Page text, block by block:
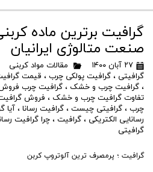
گرافیت برترین ماده
صنعت متالوژی ایرانیان
۲۷ آبان ۱۴۰۰ مقالات مواد کربنی
گرافیتی ، گرافیت پولکی چرب ، قیمت
، گرافیت چرب و خشک ، گرافیت چرب
تفاوت گرافیت چرب و خشک ، فروش
چرب ، گرافیتی چیست ، گرافیت رسانا ، آیا
رسانایی الکتریکی ، گرافیت ، چرا گرافیت
گرافیتی
گرافیت ؛ پرمصرف ترین آلوتروپ کربن